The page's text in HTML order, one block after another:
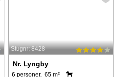
Stugnr: 8428
Nr. Lyngby
6 personer, 65 m²